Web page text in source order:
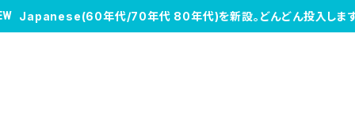
Japanese(60年代/70年代 80年代)を新設。どんどん投入します